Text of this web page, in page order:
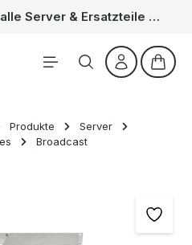
Sommer-Deal: 15% auf alle Server & Ersatzteile – Kein Code nötig, der Rabatt wird automatisch im Warenkorb abgezogen. Gültig vom 01.06. bis 31.08.
Produkte
Server
Broadcast